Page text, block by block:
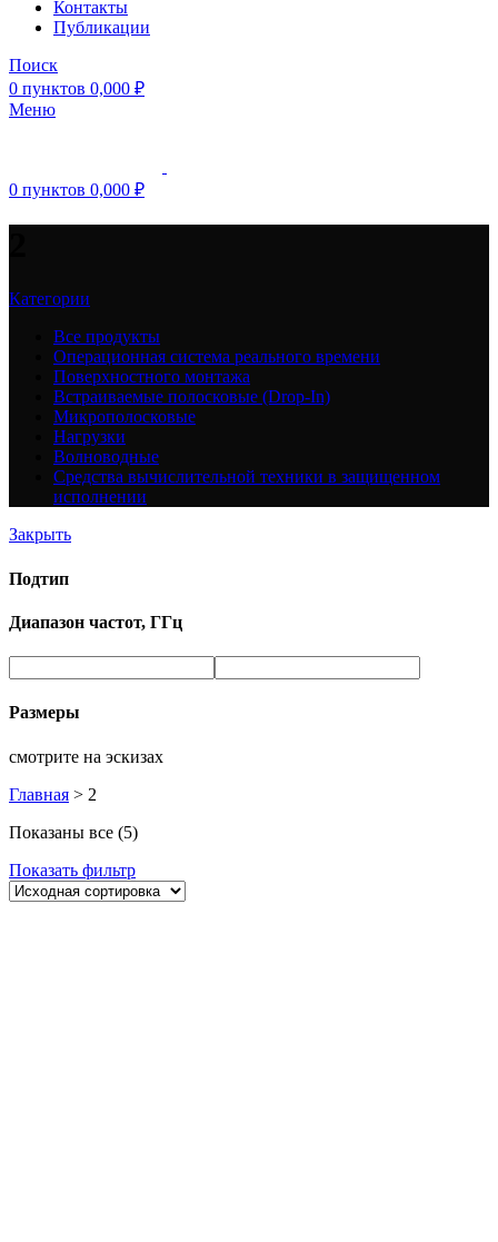
Контакты
Публикации
Поиск
0 пунктов 0,000 ₽
Меню
0 пунктов 0,000 ₽
Категории
Все продукты
Операционная система реального времени
Поверхностного монтажа
Встраиваемые полосковые (Drop-In)
Микрополосковые
Нагрузки
Волноводные
Средства вычислительной техники в защищенном
исполнении
Закрыть
Подтип
Диапазон частот, ГГц
Размеры
смотрите на эскизах
Главная > 2
Показаны все (5)
Показать фильтр